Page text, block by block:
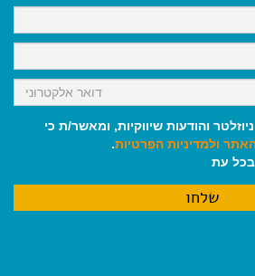
k
p
m
והודעות שיווקיות, ומאשר/ת כי
האתר ולמדיניות הפרטיות.
עת